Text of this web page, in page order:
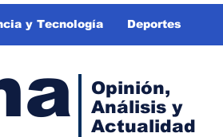
y Tecnología Deportes
Opinión,
Análisis y
Actualidad